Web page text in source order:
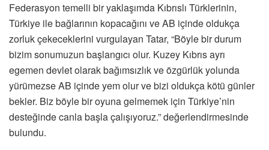
Federasyon temelli bir yaklaşımda Kıbrıslı Türklerinin,
Türkiye ile bağlarının kopacağını ve AB içinde oldukça
zorluk çekeceklerini vurgulayan Tatar, “Böyle bir durum
bizim sonumuzun başlangıcı olur. Kuzey Kıbrıs ayrı
egemen devlet olarak bağımsızlık ve özgürlük yolunda
yürümezse AB içinde yem olur ve bizi oldukça kötü günler
bekler. Biz böyle bir oyuna gelmemek için Türkiye’nin
desteğinde canla başla çalışıyoruz.” değerlendirmesinde
bulundu.